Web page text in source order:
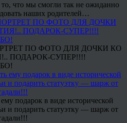
что мы смогли так не ожиданно
наших родителей…
ПО ФОТО ДЛЯ ДОЧКИ КО
ПОДАРОК-СУПЕР!!!!
подарок в виде исторической
и подарить статуэтку — шарж от